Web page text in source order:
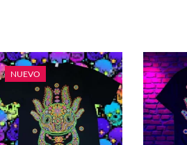
NUEVO